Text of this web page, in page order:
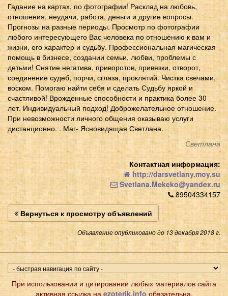
Гадание на картах, по фотографии! Расклад на любовь,
отношения, неудачи, работа, деньги и другие вопросы.
Прогнозы на разные периоды. Просмотр по фотографии
любого интересующего Вас человека по отношению к вам и
жизни, его характер и судьбу. Профессиональная магическая
помощь в бизнесе, создании семьи, любви, проблемы с
детьми! Снятие негатива, приворотов, привязки, отворот,
соединение судеб, порчи, сглаза, проклятий. Чистка свечами,
воском. Помогаю найти себя и сделать Судьбу яркой и
счастливой! Врожденные способности и практика более 30
лет. Индивидуальный подход! Доброжелательное отношение.
При невозможности личного общения оказываю услуги
дистанционно. . Маг- Ясновидящая Светлана.
Светлана
Контактная информация:
http://darsvetlany.moy.su
Svetlana.Mekeko@yandex.ru
89504334157
Вернуться к просмотру объявлений
Объявление опубликовано до 13 декабря 2018 г.
При использовании и цитировании любых материалов сайта
активная ссылка на ezoterik.info обязательна.